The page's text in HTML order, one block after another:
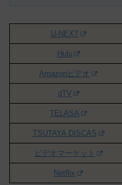
U-NEXT
Hulu
Amazonビデオ
dTV
TELASA
TSUTAYA DISCAS
ビデオマーケット
Netflix